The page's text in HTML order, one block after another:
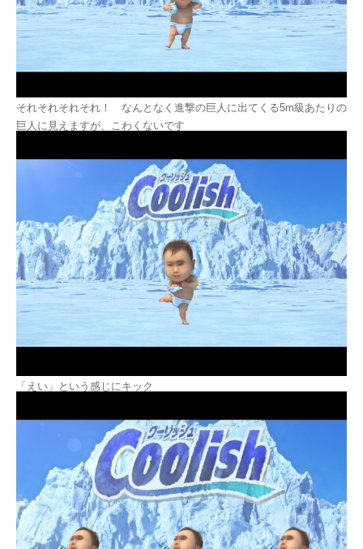
それそれそれそれ！ なんとなく進撃の巨人に出てくる5m級あたりの
巨人に見えますが、こわくないです
「えい」という感じにキック